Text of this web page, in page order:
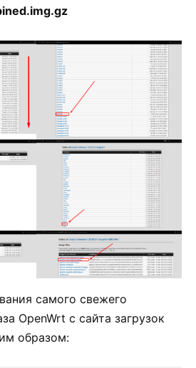
самого свежего
OpenWrt с сайта загрузок
образом: